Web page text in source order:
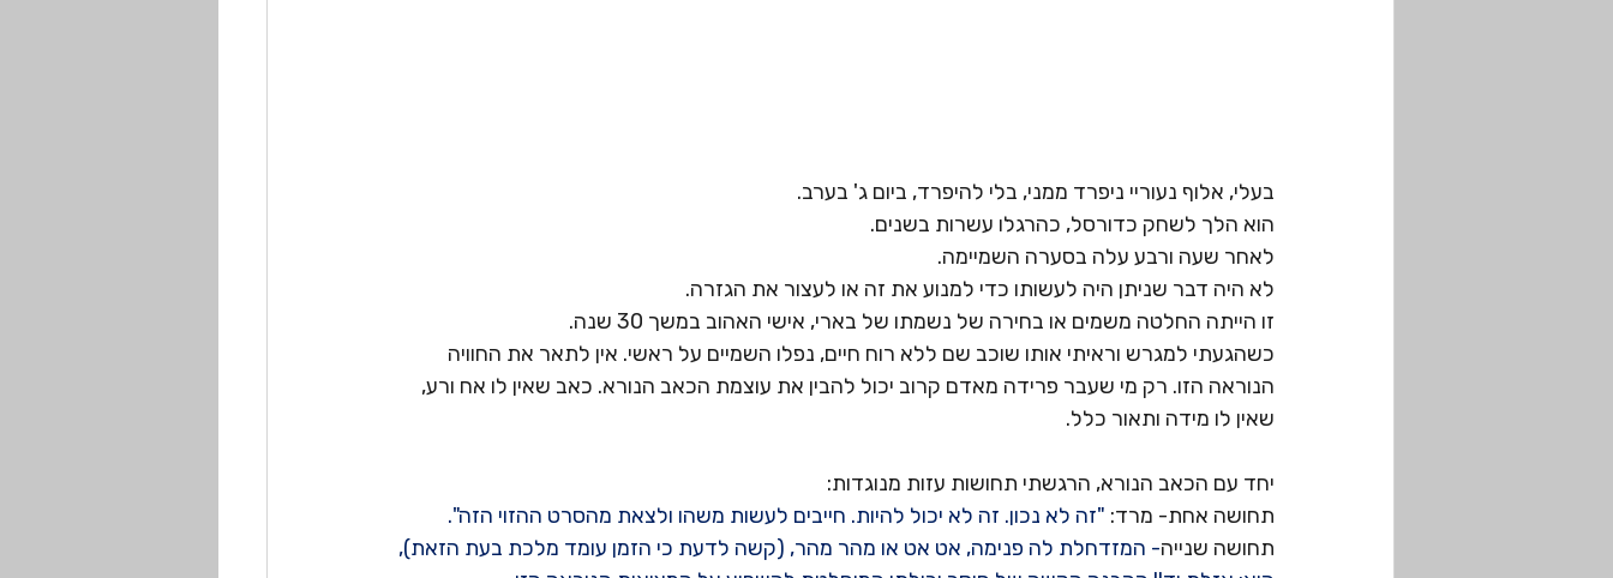
בעלי, אלוף נעוריי ניפרד ממני, בלי להיפרד, ביום ג' בערב.
הוא הלך לשחק כדורסל, כהרגלו עשרות בשנים.
לאחר שעה ורבע עלה בסערה השמיימה.
לא היה דבר שניתן היה לעשותו כדי למנוע את זה או לעצור את הגזרה.
זו הייתה החלטה משמים או בחירה של נשמתו של בארי, אישי האהוב במשך 30 שנה.
כשהגעתי למגרש וראיתי אותו שוכב שם ללא רוח חיים, נפלו השמיים על ראשי. אין לתאר את החוויה
הנוראה הזו. רק מי שעבר פרידה מאדם קרוב יכול להבין את עוצמת הכאב הנורא. כאב שאין לו אח ורע,
שאין לו מידה ותאור כלל.
יחד עם הכאב הנורא, הרגשתי תחושות עזות מנוגדות:
תחושה אחת- מרד: "זה לא נכון. זה לא יכול להיות. חייבים לעשות משהו ולצאת מהסרט ההזוי הזה".
תחושה שנייה- המזדחלת לה פנימה, אט אט או מהר מהר, (קשה לדעת כי הזמן עומד מלכת בעת הזאת),